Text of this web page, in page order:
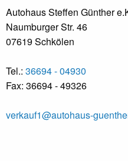
Autohaus Steffen Günther
Naumburger Str. 46
07619 Schkölen
Tel.: 36694 - 04930
Fax: 36694 - 49326
verkauf1@autohaus-